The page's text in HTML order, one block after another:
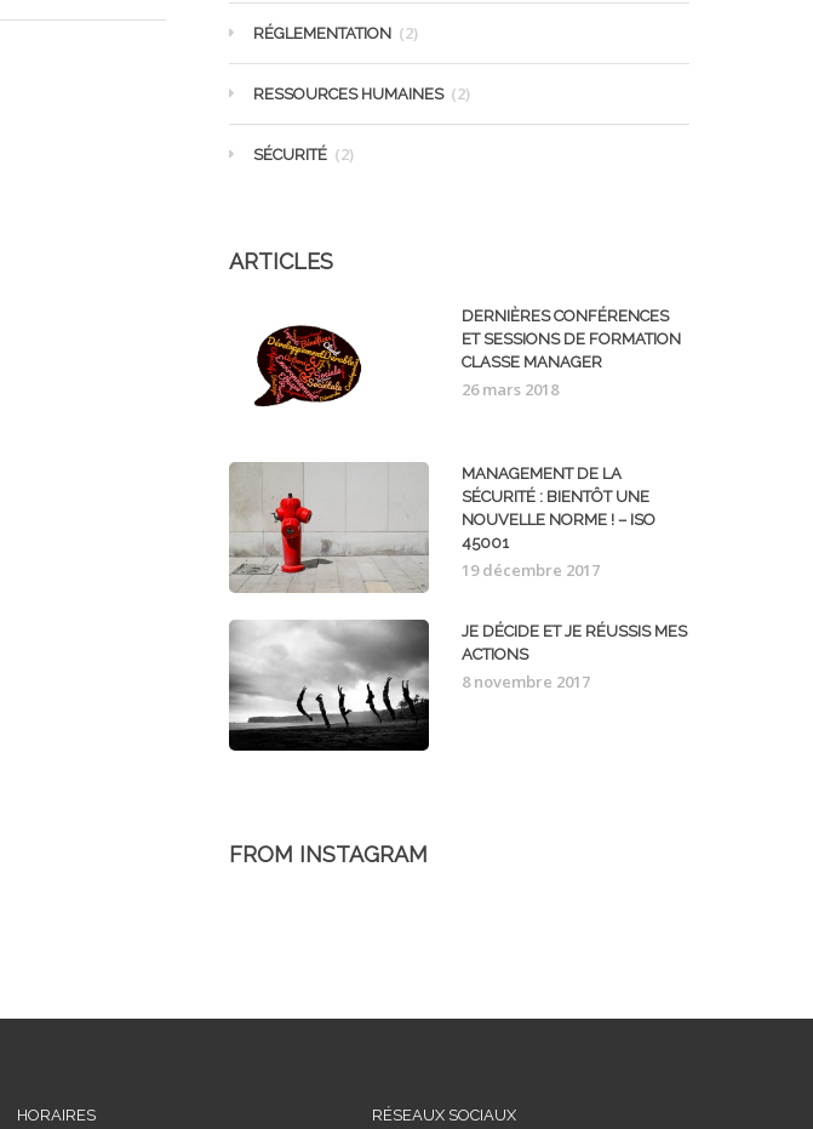
RÉGLEMENTATION (2)
RESSOURCES HUMAINES (2)
SÉCURITÉ (2)
ARTICLES
DERNIÈRES CONFÉRENCES
ET SESSIONS DE FORMATION
CLASSE MANAGER
26 mars 2018
MANAGEMENT DE LA
SÉCURITÉ : BIENTÔT UNE
NOUVELLE NORME ! – ISO
45001
19 décembre 2017
JE DÉCIDE ET JE RÉUSSIS MES
ACTIONS
8 novembre 2017
FROM INSTAGRAM
HORAIRES RÉSEAUX SOCIAUX